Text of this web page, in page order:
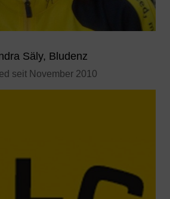
Säly, Bludenz
seit November 2010